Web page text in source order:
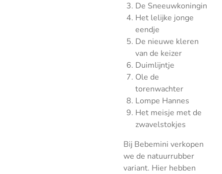
De Sneeuwkoningin
Het lelijke jonge
eendje
De nieuwe kleren
van de keizer
Duimlijntje
Ole de
torenwachter
Lompe Hannes
Het meisje met de
zwavelstokjes
Bij Bebemini verkopen
we de natuurrubber
variant. Hier hebben